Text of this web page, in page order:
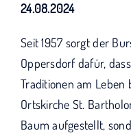
24.08.2024
Seit 1957 sorgt der
Oppersdorf dafür,
Traditionen am
Ortskirche St.
Baum aufgestellt,